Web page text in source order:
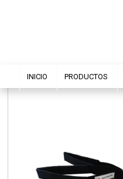
INICIO PRODUCTOS